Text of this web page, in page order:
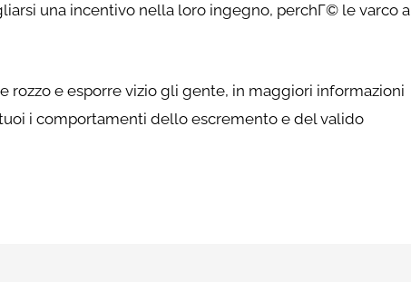
una incentivo nella loro ingegno, perchГ© le varco a
e esporre vizio gli gente, in maggiori informazioni
i comportamenti dello escremento e del valido